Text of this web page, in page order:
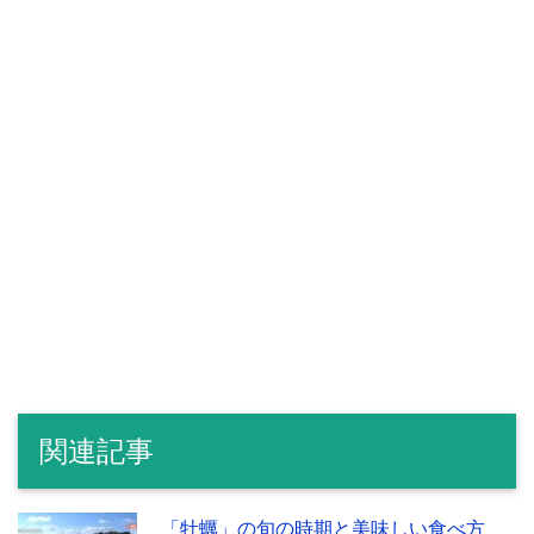
関連記事
「牡蠣」の旬の時期と美味しい食べ方